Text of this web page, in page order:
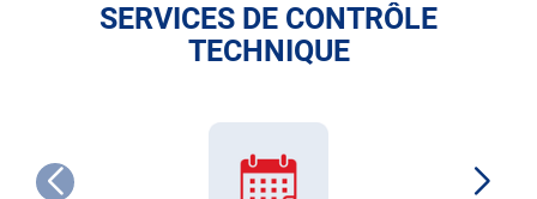
SERVICES DE CONTRÔLE
TECHNIQUE